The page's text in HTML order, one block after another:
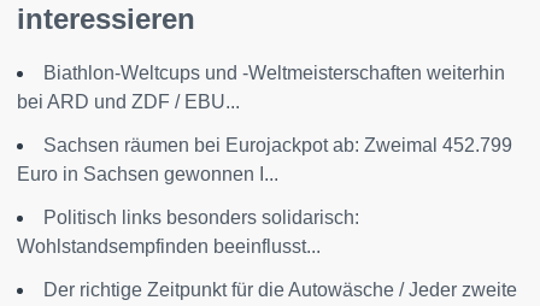
interessieren
Biathlon-Weltcups und -Weltmeisterschaften weiterhin
bei ARD und ZDF / EBU...
Sachsen räumen bei Eurojackpot ab: Zweimal 452.799
Euro in Sachsen gewonnen I...
Politisch links besonders solidarisch:
Wohlstandsempfinden beeinflusst...
Der richtige Zeitpunkt für die Autowäsche / Jeder zweite